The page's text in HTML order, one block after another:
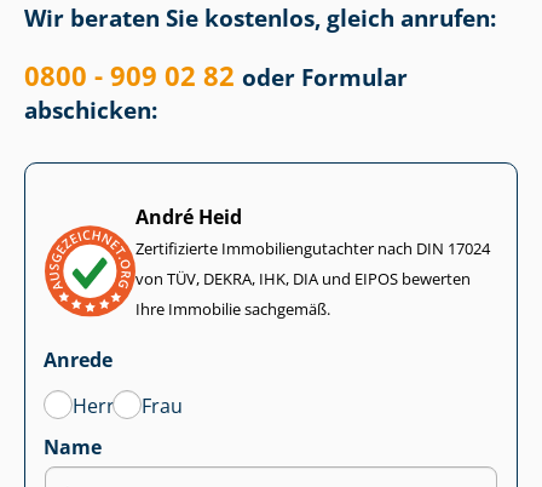
Wir beraten Sie kostenlos, gleich anrufen:
0800 - 909 02 82 oder Formular
abschicken:
André Heid
Zertifizierte Im­mo­bi­li­en­gut­ach­ter nach DIN 17024
von TÜV, DEKRA, IHK, DIA und EIPOS bewerten
Ihre Immobilie sachgemäß.
Anrede
Herr
Frau
Name